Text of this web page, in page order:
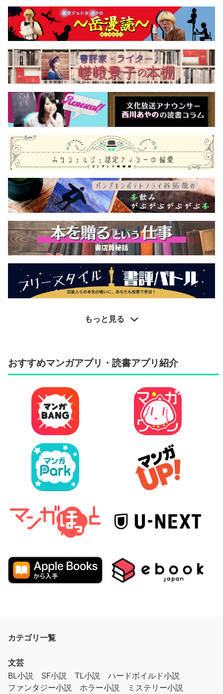
もっと見る
おすすめマンガアプリ・読書アプリ紹介
カテゴリ一覧
文芸
BL小説
SF小説 TL小説
ハードボイルド小説
ファンタジー小説
ホラー小説
ミステリー小説